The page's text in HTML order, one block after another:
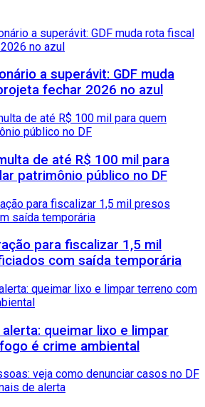
a superávit: GDF muda
fechar 2026 no azul
de até R$ 100 mil para
patrimônio público no DF
para fiscalizar 1,5 mil
com saída temporária
queimar lixo e limpar
é crime ambiental